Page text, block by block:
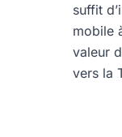
suffit
mobile
valeur
vers la